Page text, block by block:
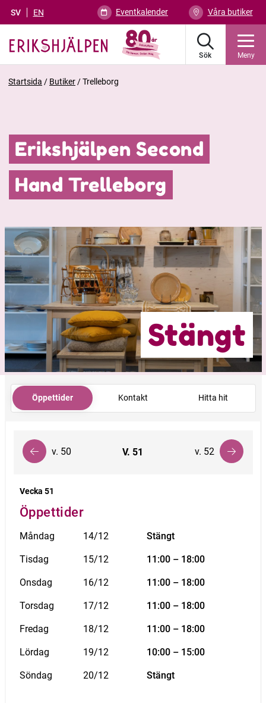
SV EN Eventkalender Våra butiker
Sök Meny
Startsida / Butiker /Trelleborg
Erikshjälpen Second
Hand Trelleborg
Stängt
Öppettider Kontakt Hitta hit
v. 50 V. 51 v. 52
Vecka 51
Öppettider
Måndag 14/12 Stängt
Tisdag 15/12 11:00 – 18:00
Onsdag 16/12 11:00 – 18:00
Torsdag 17/12 11:00 – 18:00
Fredag 18/12 11:00 – 18:00
Lördag 19/12 10:00 – 15:00
Söndag 20/12 Stängt